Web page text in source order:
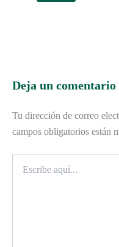
Deja un comentario
Tu dirección de correo
campos obligatorios están
aquí...